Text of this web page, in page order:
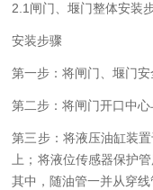
2.1闸门、堰门整体安装
安装步骤
第一步：将闸门、堰门安
第二步：将闸门开口中
第三步：将液压油缸装
上；将液位传感器保护
其中，随油管一并从穿线